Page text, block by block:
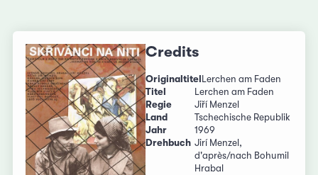
Credits
Originaltitel Lerchen am Faden
Titel
Lerchen am Faden
Regie
Jiří Menzel
Land
Tschechische Republik
Jahr
1969
Drehbuch Jirí Menzel,
d'après/nach Bohumil
Hrabal